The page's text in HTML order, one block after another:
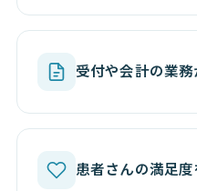
受付や会計の業
患者さんの満足